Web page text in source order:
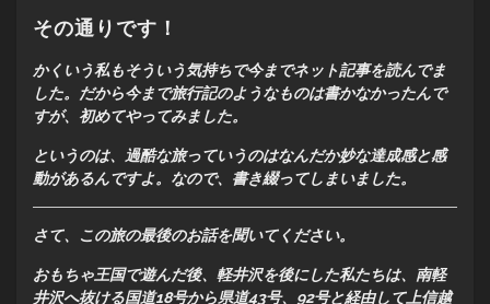
その通りです！
かくいう私もそういう気持ちで今までネット記事を読んでま
した。だから今まで旅行記のようなものは書かなかったんで
すが、初めてやってみました。
というのは、過酷な旅っていうのはなんだか妙な達成感と感
動があるんですよ。なので、書き綴ってしまいました。
さて、この旅の最後のお話を聞いてください。
おもちゃ王国で遊んだ後、軽井沢を後にした私たちは、南軽
井沢へ抜ける国道18号から県道43号、92号と経由して上信越